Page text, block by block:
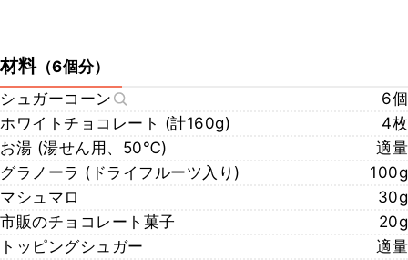
材料（6個分）
シュガーコーン
6個
ホワイトチョコレート (計160g)
4枚
お湯 (湯せん用、50℃)
適量
グラノーラ (ドライフルーツ入り)
100g
マシュマロ
30g
市販のチョコレート菓子
20g
トッピングシュガー
適量